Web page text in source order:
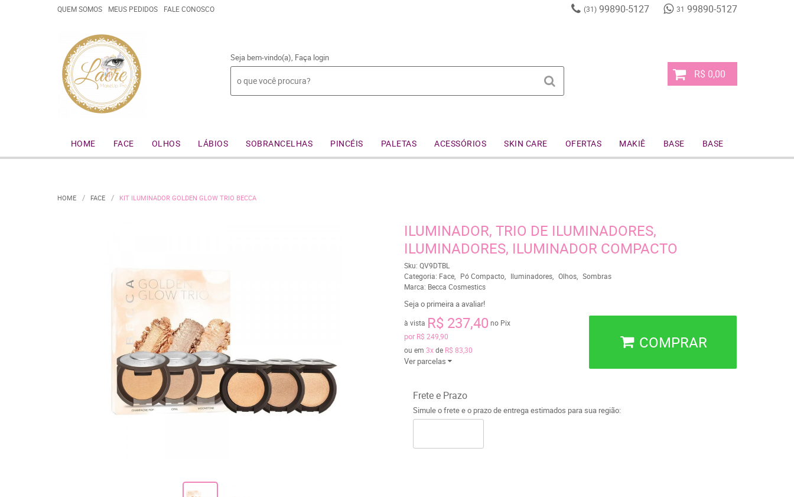
QUEM SOMOS MEUS PEDIDOS FALE CONOSCO (31)99890-5127 31 99890-5127
Seja bem-vindo(a), Faça login
R$ 0,00
HOME FACE OLHOS LÁBIOS SOBRANCELHAS PINCÉIS PALETAS ACESSÓRIOS SKIN CARE OFERTAS MAKIÊ BASE BASE
HOME FACE KIT ILUMINADOR GOLDEN GLOW TRIO BECCA
ILUMINADOR, TRIO DE ILUMINADORES,
ILUMINADORES, ILUMINADOR COMPACTO
Sku: QV9DTBL
Categoria: Face Pó Compacto Iluminadores Olhos
Sombras
Marca: Becca Cosmestics
Seja o primeira a avaliar!
à vista R$ 237,40 no Pix
por R$ 249,90
ou em 3xde R$ 83,30
Ver parcelas
COMPRAR
Frete e Prazo
Simule o frete e o prazo de entrega estimados para sua região: